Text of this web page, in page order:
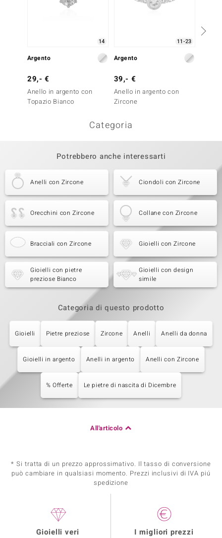
14
Argento
29,- €
Anello in argento con
Topazio Bianco
11-23
Argento
39,- €
Anello in argento con
Zircone
Categoria
Potrebbero anche interessarti
Anelli con Zircone Ciondoli con Zircone
Orecchini con Zircone Collane con Zircone
Bracciali con Zircone Gioielli con Zircone
Gioielli con pietre
preziose Bianco
Gioielli con design
simile
Categoria di questo prodotto
Gioielli Pietre preziose Zircone Anelli Anelli da donna
Gioielli in argento Anelli in argento Anelli con Zircone
% Offerte Le pietre di nascita di Dicembre
All'articolo
* Si tratta di un prezzo approssimativo. Il tasso di conversione
può cambiare in qualsiasi momento. Prezzi inclusivi di IVA piú
spedizione
Gioielli veri I migliori prezzi